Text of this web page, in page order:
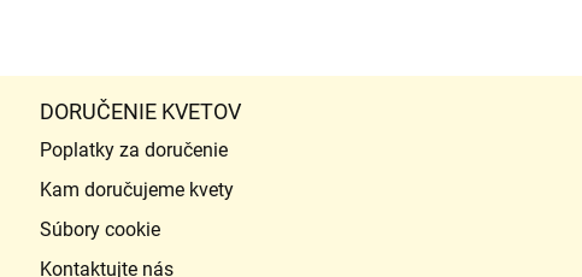
DORUČENIE KVETOV
Poplatky za doručenie
Kam doručujeme kvety
Súbory cookie
Kontaktujte nás